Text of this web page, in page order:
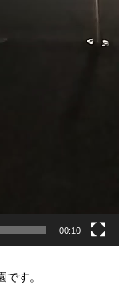
00:10
す。